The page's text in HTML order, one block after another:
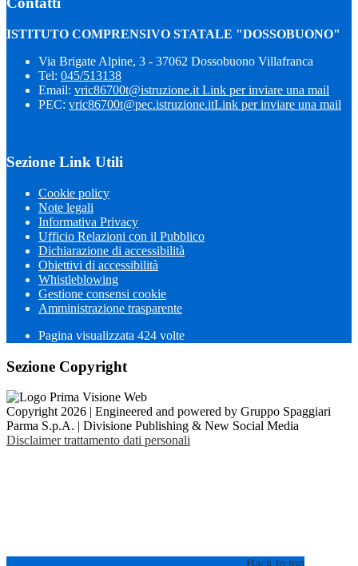
ISTITUTO COMPRENSIVO STATALE "DOSSOBUONO"
Via Brigate Alpine, 3 - 37062 Dossobuono Villafranca
Tel: 045/513138
Email: vric86700t@istruzione.it Link per inviare una mail
PEC: vric86700t@pec.istruzione.itLink per inviare una mail
Sezione Link Utili
Cookie policy
Note legali
Informativa Privacy
Ufficio Relazioni con il Pubblico
Dichiarazione di accessibilità
Obiettivi di accessibilità
Whistleblowing
Gestione consensi cookie
Amministrazione trasparente
Pagina visualizzata 424 volte
Sezione Copyright
Copyright 2026 | Engineered and powered by Gruppo Spaggiari
Parma S.p.A. | Divisione Publishing & New Social Media
Disclaimer trattamento dati personali